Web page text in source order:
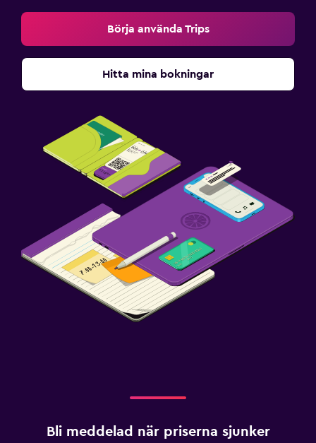
Börja använda Trips
Hitta mina bokningar
Bli meddelad när priserna sjunker